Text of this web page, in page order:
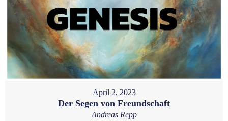
April 2, 2023
Der Segen von Freundschaft
Andreas Repp